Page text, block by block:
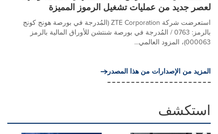
لعصر جديد من عمليات تشغيل الرموز المميزة
استعرضت شركة ZTE Corporation (المُدرجة في بورصة هونج كونج
بالرمز: 0763 / المُدرجة في بورصة شنتشن للأوراق المالية بالرمز
000063)، المزود العالمي...
المزيد من الإصدارات من هذا المصدر
استكشف